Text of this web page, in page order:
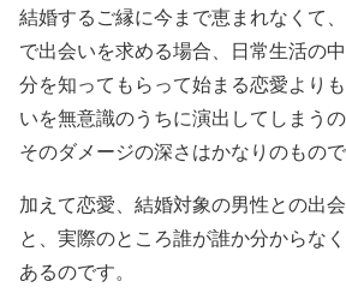
結婚するご縁に今まで恵まれなくて
で出会いを求める場合、日常生活の
分を知ってもらって始まる恋愛より
いを無意識のうちに演出してしまう
そのダメージの深さはかなりのもので
加えて恋愛、結婚対象の男性との出
と、実際のところ誰が誰か分からな
あるのです。